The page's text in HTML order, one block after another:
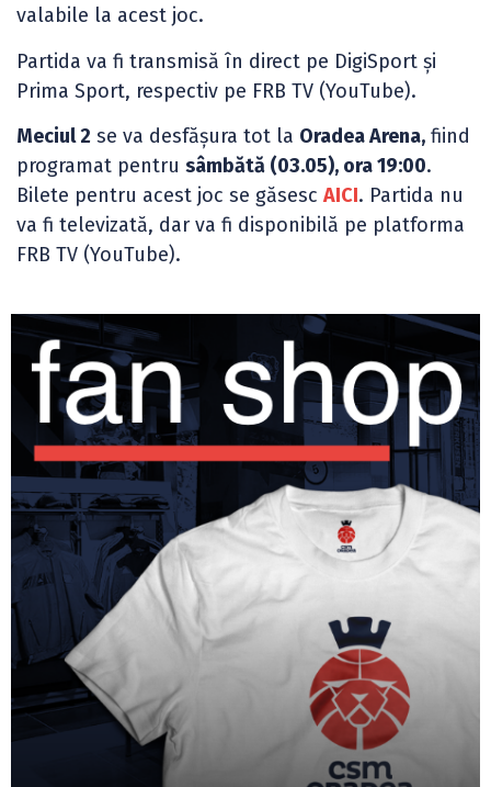
valabile la acest joc.
Partida va fi transmisă în direct pe DigiSport și
Prima Sport, respectiv pe FRB TV (YouTube).
Meciul 2 se va desfășura tot la Oradea Arena, fiind
programat pentru sâmbătă (03.05), ora 19:00.
Bilete pentru acest joc se găsesc AICI. Partida nu
va fi televizată, dar va fi disponibilă pe platforma
FRB TV (YouTube).